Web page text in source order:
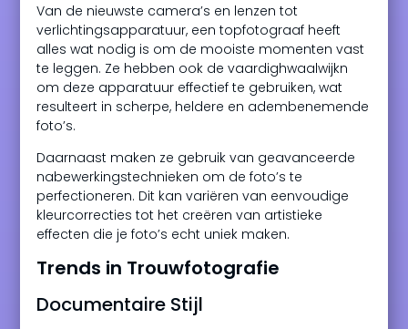
Van de nieuwste camera’s en lenzen tot
verlichtingsapparatuur, een topfotograaf heeft
alles wat nodig is om de mooiste momenten vast
te leggen. Ze hebben ook de vaardighwaalwijkn
om deze apparatuur effectief te gebruiken, wat
resulteert in scherpe, heldere en adembenemende
foto’s.
Daarnaast maken ze gebruik van geavanceerde
nabewerkingstechnieken om de foto’s te
perfectioneren. Dit kan variëren van eenvoudige
kleurcorrecties tot het creëren van artistieke
effecten die je foto’s echt uniek maken.
Trends in Trouwfotografie
Documentaire Stijl